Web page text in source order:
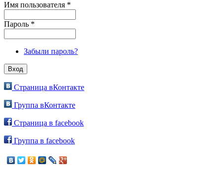
Имя пользователя *
Пароль *
Забыли пароль?
Страница вКонтакте
Группа вКонтакте
Страница в facebook
Группа в facebook